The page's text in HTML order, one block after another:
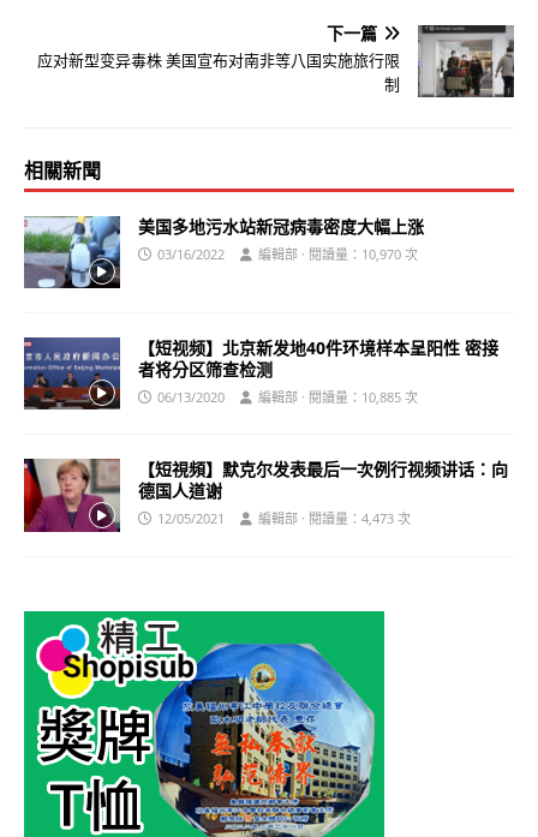
下一篇
应对新型变异毒株 美国宣布对南非等八国实施旅行限
制
相關新聞
美国多地污水站新冠病毒密度大幅上涨
03/16/2022 編輯部 · 閱讀量：10,970 次
【短视频】北京新发地40件环境样本呈阳性 密接
者将分区筛查检测
06/13/2020 編輯部 · 閱讀量：10,885 次
【短視頻】默克尔发表最后一次例行视频讲话：向
德国人道谢
12/05/2021 編輯部 · 閱讀量：4,473 次